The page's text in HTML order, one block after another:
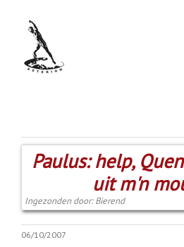
Paulus: help,
uit m'n
Ingezonden door: Bierend
06/10/2007